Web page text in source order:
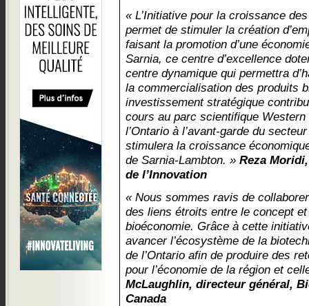
« L’Initiative pour la croissance
permet de stimuler la création
faisant la promotion d’une
Sarnia, ce centre d’excellence
centre dynamique qui permettra
la commercialisation des produits
investissement stratégique
cours au parc scientifique
l’Ontario à l’avant-garde du
stimulera la croissance
de Sarnia-Lambton. » Reza
de l’Innovation
« Nous sommes ravis de
des liens étroits entre le concept
bioéconomie. Grâce à cette
avancer l’écosystème de la
de l’Ontario afin de produire des
pour l’économie de la région et
McLaughlin, directeur général,
Canada